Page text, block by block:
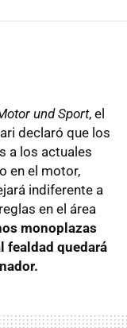
und Sport, el
declaró que los
a los actuales
en el motor,
indiferente a
en el área
monoplazas
fealdad quedará